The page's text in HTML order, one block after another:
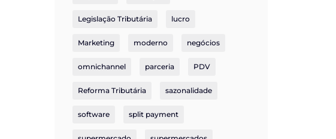
Legislação Tributária lucro
Marketing moderno negócios
omnichannel parceria PDV
Reforma Tributária sazonalidade
software split payment